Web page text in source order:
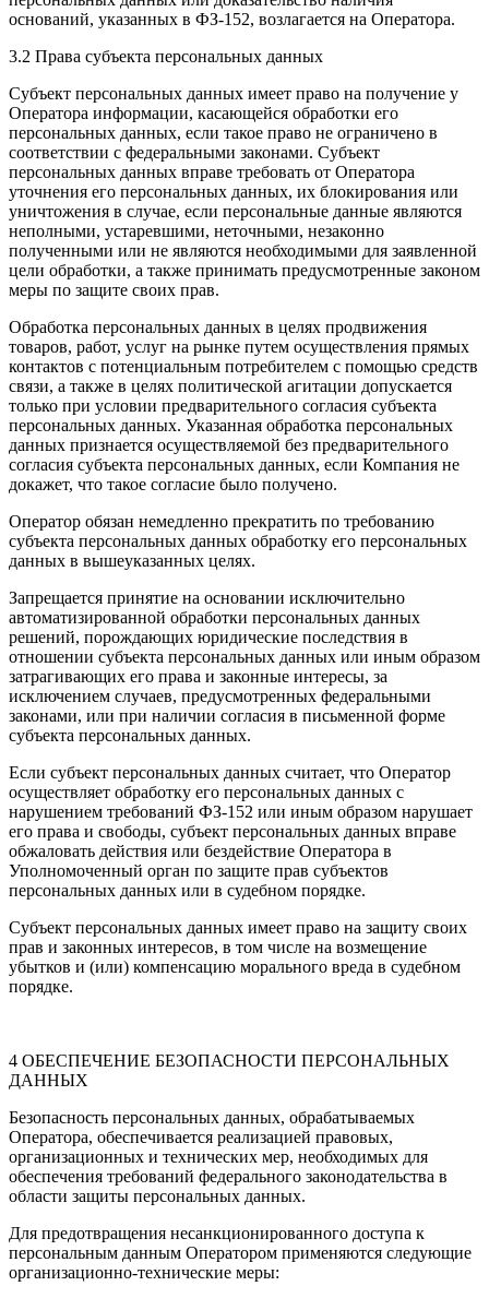
оснований, указанных в ФЗ-152, возлагается на Оператора.
3.2 Права субъекта персональных данных
Субъект персональных данных имеет право на получение у
Оператора информации, касающейся обработки его
персональных данных, если такое право не ограничено в
соответствии с федеральными законами. Субъект
персональных данных вправе требовать от Оператора
уточнения его персональных данных, их блокирования или
уничтожения в случае, если персональные данные являются
неполными, устаревшими, неточными, незаконно
полученными или не являются необходимыми для заявленной
цели обработки, а также принимать предусмотренные законом
меры по защите своих прав.
Обработка персональных данных в целях продвижения
товаров, работ, услуг на рынке путем осуществления прямых
контактов с потенциальным потребителем с помощью средств
связи, а также в целях политической агитации допускается
только при условии предварительного согласия субъекта
персональных данных. Указанная обработка персональных
данных признается осуществляемой без предварительного
согласия субъекта персональных данных, если Компания не
докажет, что такое согласие было получено.
Оператор обязан немедленно прекратить по требованию
субъекта персональных данных обработку его персональных
данных в вышеуказанных целях.
Запрещается принятие на основании исключительно
автоматизированной обработки персональных данных
решений, порождающих юридические последствия в
отношении субъекта персональных данных или иным образом
затрагивающих его права и законные интересы, за
исключением случаев, предусмотренных федеральными
законами, или при наличии согласия в письменной форме
субъекта персональных данных.
Если субъект персональных данных считает, что Оператор
осуществляет обработку его персональных данных с
нарушением требований ФЗ-152 или иным образом нарушает
его права и свободы, субъект персональных данных вправе
обжаловать действия или бездействие Оператора в
Уполномоченный орган по защите прав субъектов
персональных данных или в судебном порядке.
Субъект персональных данных имеет право на защиту своих
прав и законных интересов, в том числе на возмещение
убытков и (или) компенсацию морального вреда в судебном
порядке.
4 ОБЕСПЕЧЕНИЕ БЕЗОПАСНОСТИ ПЕРСОНАЛЬНЫХ
ДАННЫХ
Безопасность персональных данных, обрабатываемых
Оператора, обеспечивается реализацией правовых,
организационных и технических мер, необходимых для
обеспечения требований федерального законодательства в
области защиты персональных данных.
Для предотвращения несанкционированного доступа к
персональным данным Оператором применяются следующие
организационно-технические меры: